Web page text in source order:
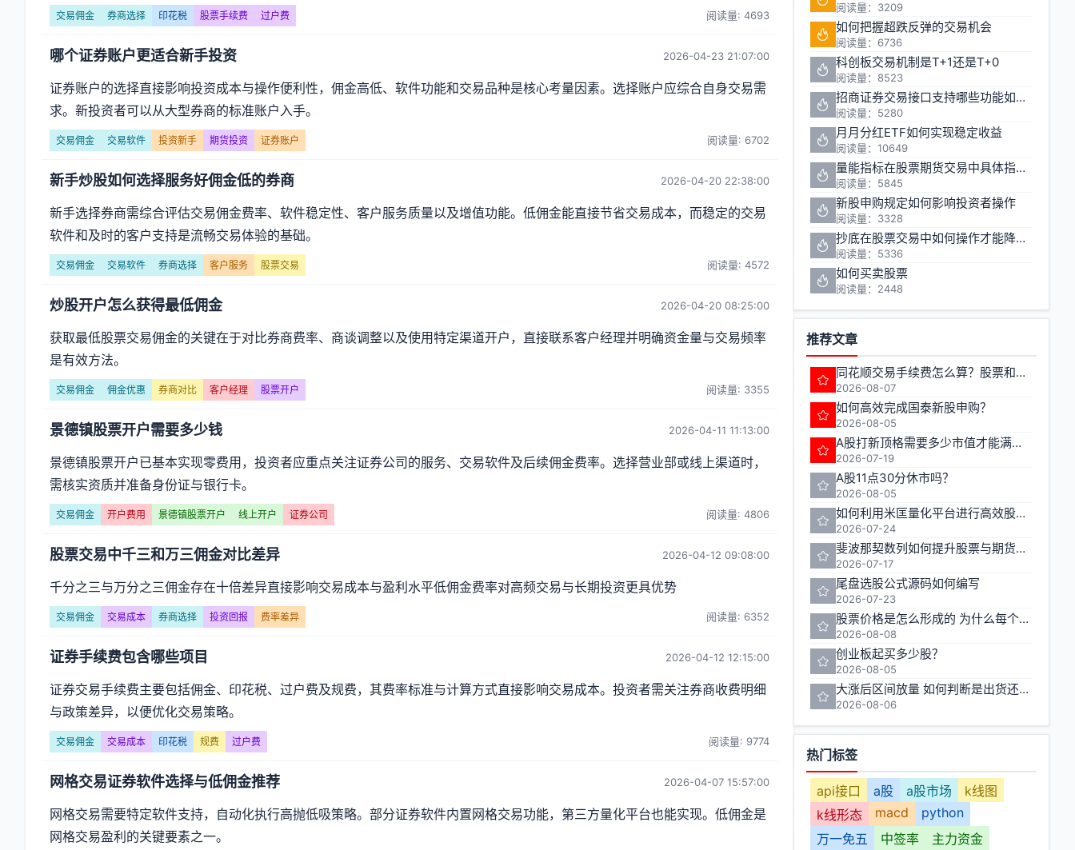
交易佣金 券商选择 印花税 股票手续费 过户费 阅读量: 4693
哪个证券账户更适合新手投资 2026-04-23 21:07:00
证券账户的选择直接影响投资成本与操作便利性，佣金高低、软件功能和交易品种是核心考量因素。选择账户应综合自身交易需
求。新投资者可以从大型券商的标准账户入手。
交易佣金 交易软件 投资新手 期货投资 证券账户 阅读量: 6702
新手炒股如何选择服务好佣金低的券商 2026-04-20 22:38:00
新手选择券商需综合评估交易佣金费率、软件稳定性、客户服务质量以及增值功能。低佣金能直接节省交易成本，而稳定的交易
软件和及时的客户支持是流畅交易体验的基础。
交易佣金 交易软件 券商选择 客户服务 股票交易 阅读量: 4572
炒股开户怎么获得最低佣金 2026-04-20 08:25:00
获取最低股票交易佣金的关键在于对比券商费率、商谈调整以及使用特定渠道开户，直接联系客户经理并明确资金量与交易频率
是有效方法。
交易佣金 佣金优惠 券商对比 客户经理 股票开户 阅读量: 3355
景德镇股票开户需要多少钱 2026-04-11 11:13:00
景德镇股票开户已基本实现零费用，投资者应重点关注证券公司的服务、交易软件及后续佣金费率。选择营业部或线上渠道时，
需核实资质并准备身份证与银行卡。
交易佣金 开户费用 景德镇股票开户 线上开户 证券公司 阅读量: 4806
股票交易中千三和万三佣金对比差异 2026-04-12 09:08:00
千分之三与万分之三佣金存在十倍差异直接影响交易成本与盈利水平低佣金费率对高频交易与长期投资更具优势
交易佣金 交易成本 券商选择 投资回报 费率差异 阅读量: 6352
证券手续费包含哪些项目 2026-04-12 12:15:00
证券交易手续费主要包括佣金、印花税、过户费及规费，其费率标准与计算方式直接影响交易成本。投资者需关注券商收费明细
与政策差异，以便优化交易策略。
交易佣金 交易成本 印花税 规费 过户费 阅读量: 9774
网格交易证券软件选择与低佣金推荐 2026-04-07 15:57:00
网格交易需要特定软件支持，自动化执行高抛低吸策略。部分证券软件内置网格交易功能，第三方量化平台也能实现。低佣金是
网格交易盈利的关键要素之一。
阅读量：3209
如何把握超跌反弹的交易机会
阅读量：6736
科创板交易机制是T+1还是T+0
阅读量：8523
招商证券交易接口支持哪些功能如何申请
阅读量：5280
月月分红ETF如何实现稳定收益
阅读量：10649
量能指标在股票期货交易中具体指哪些指标
阅读量：5845
新股申购规定如何影响投资者操作
阅读量：3328
抄底在股票交易中如何操作才能降低风险
阅读量：5336
如何买卖股票
阅读量：2448
推荐文章
同花顺交易手续费怎么算？股票和期货的费率有何不同？
2026-08-07
如何高效完成国泰新股申购？
2026-08-05
A股打新顶格需要多少市值才能满额申购
2026-07-19
A股11点30分休市吗？
2026-08-05
如何利用米匡量化平台进行高效股票与期货交易
2026-07-24
斐波那契数列如何提升股票与期货交易的准确性
2026-07-17
尾盘选股公式源码如何编写
2026-07-23
股票价格是怎么形成的 为什么每个人的卖出价不一样
2026-08-08
创业板起买多少股？
2026-08-05
大涨后区间放量 如何判断是出货还是洗盘
2026-08-06
热门标签
api接口 a股 a股市场
k线图
k线形态
macd
python
万一免五
中签率 主力资金